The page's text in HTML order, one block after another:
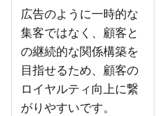
広告のように一時的な
集客ではなく、顧客と
の継続的な関係構築を
目指せるため、顧客の
ロイヤルティ向上に繋
がりやすいです。